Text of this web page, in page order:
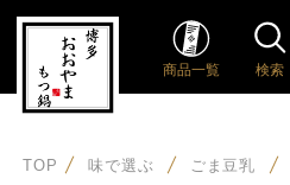
商品一覧 検索
TOP 味で選ぶ ごま豆乳